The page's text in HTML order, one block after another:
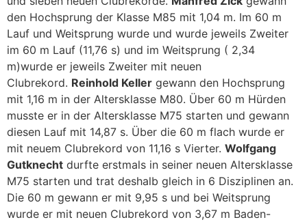
den Hochsprung der Klasse M85 mit 1,04 m. Im 60 m
Lauf und Weitsprung wurde und wurde jeweils Zweiter
im 60 m Lauf (11,76 s) und im Weitsprung ( 2,34
m)wurde er jeweils Zweiter mit neuen
Clubrekord. Reinhold Keller gewann den Hochsprung
mit 1,16 m in der Altersklasse M80. Über 60 m Hürden
musste er in der Altersklasse M75 starten und gewann
diesen Lauf mit 14,87 s. Über die 60 m flach wurde er
mit neuem Clubrekord von 11,16 s Vierter. Wolfgang
Gutknecht durfte erstmals in seiner neuen Altersklasse
M75 starten und trat deshalb gleich in 6 Disziplinen an.
Die 60 m gewann er mit 9,95 s und bei Weitsprung
wurde er mit neuen Clubrekord von 3,67 m Baden-